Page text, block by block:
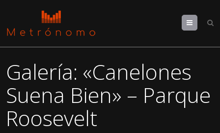
Menu
Galería: «Canelones
Suena Bien» – Parque
Roosevelt